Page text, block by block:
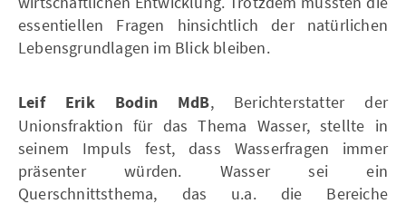
essentiellen Fragen hinsichtlich der natürlichen
Lebensgrundlagen im Blick bleiben.
Leif Erik Bodin MdB, Berichterstatter der
Unionsfraktion für das Thema Wasser, stellte in
seinem Impuls fest, dass Wasserfragen immer
präsenter würden. Wasser sei ein
Querschnittsthema, das u.a. die Bereiche